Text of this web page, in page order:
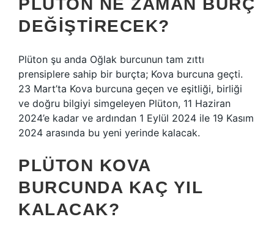
PLÜTON NE ZAMAN BURÇ
DEĞIŞTIRECEK?
Plüton şu anda Oğlak burcunun tam zıttı
prensiplere sahip bir burçta; Kova burcuna geçti.
23 Mart’ta Kova burcuna geçen ve eşitliği, birliği
ve doğru bilgiyi simgeleyen Plüton, 11 Haziran
2024’e kadar ve ardından 1 Eylül 2024 ile 19 Kasım
2024 arasında bu yeni yerinde kalacak.
PLÜTON KOVA
BURCUNDA KAÇ YIL
KALACAK?